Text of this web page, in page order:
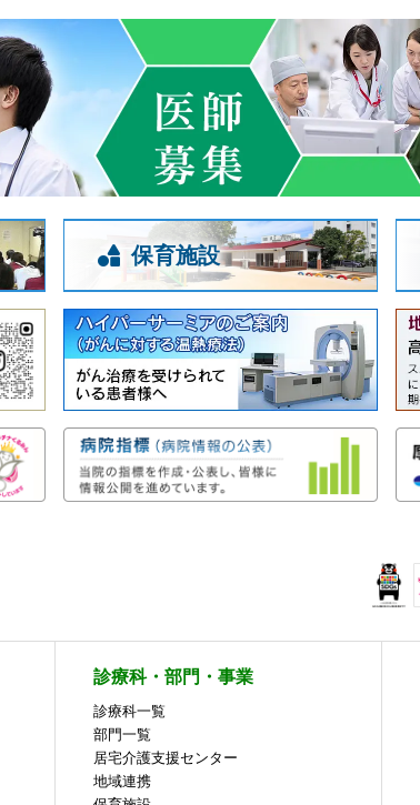
保育施設
診療科・部門・事業
診療科一覧
部門一覧
居宅介護支援センター
地域連携